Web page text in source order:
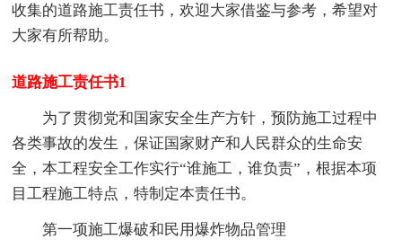
收集的道路施工责任书，欢迎大家借鉴与参考，希望对
大家有所帮助。
道路施工责任书1
为了贯彻党和国家安全生产方针，预防施工过程中
各类事故的发生，保证国家财产和人民群众的生命安
全，本工程安全工作实行“谁施工，谁负责”，根据本项
目工程施工特点，特制定本责任书。
第一项施工爆破和民用爆炸物品管理